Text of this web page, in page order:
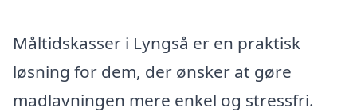
Måltidskasser i Lyngså er en praktisk
løsning for dem, der ønsker at gøre
madlavningen mere enkel og stressfri.